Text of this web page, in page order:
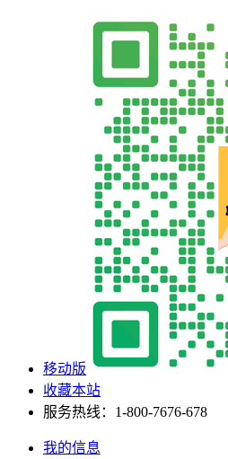
移动版
收藏本站
服务热线：1-800-7676-678
我的信息